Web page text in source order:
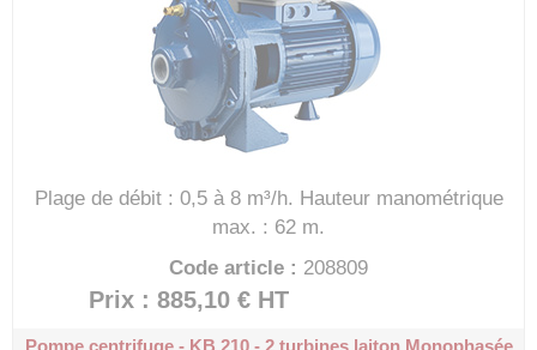
Plage de débit : 0,5 à 8 m³/h. Hauteur manométrique
max. : 62 m.
Code article : 208809
Prix : 885,10 € HT
Pompe centrifuge - KB 210 - 2 turbines laitonMonophasée